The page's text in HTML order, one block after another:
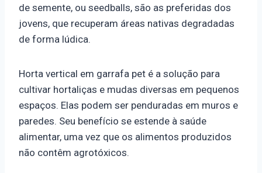
de semente, ou seedballs, são as preferidas dos
jovens, que recuperam áreas nativas degradadas
de forma lúdica.
Horta vertical em garrafa pet é a solução para
cultivar hortaliças e mudas diversas em pequenos
espaços. Elas podem ser penduradas em muros e
paredes. Seu benefício se estende à saúde
alimentar, uma vez que os alimentos produzidos
não contêm agrotóxicos.